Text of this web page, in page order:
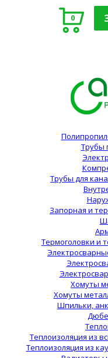
0
Трубы
Трубы для
Запорная и
Термоголовки и
Хомуты
Хомуты
Шпильки,
Теплоизоляция из
Теплоизоляция из